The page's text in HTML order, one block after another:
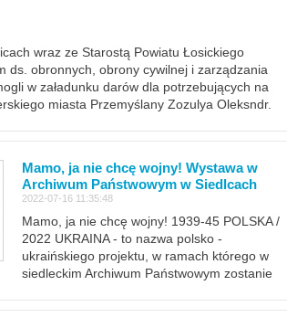
wraz ze Starostą Powiatu Łosickiego
ds. obronnych, obrony cywilnej i zarządzania
w załadunku darów dla potrzebujących na
miasta Przemyślany Zozulya Oleksndr.
Mamo, ja nie chcę wojny! Wystawa w
Archiwum Państwowym w Siedlcach
2022-07-16 11:35:48
Mamo, ja nie chcę wojny! 1939-45 POLSKA /
2022 UKRAINA - to nazwa polsko -
ukraińskiego projektu, w ramach którego w
siedleckim Archiwum Państwowym zostanie